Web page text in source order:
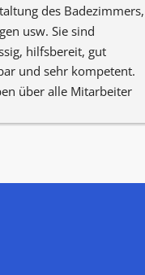
des Badezimmers,
usw. Sie sind
hilfsbereit, gut
und sehr kompetent.
über alle Mitarbeiter